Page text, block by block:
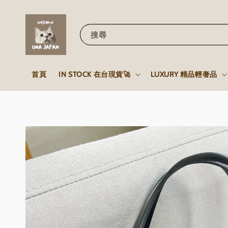
搜尋
首頁 IN STOCK 在台現貨🚀 LUXURY 精品輕奢品